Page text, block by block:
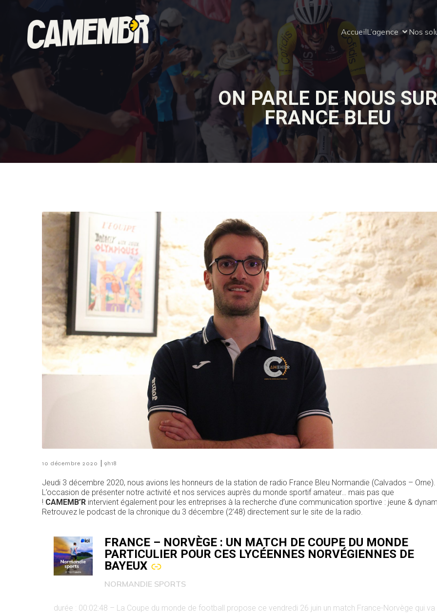
AccueilL’agence Nos
ON PARLE DE NOUS SUR
FRANCE BLEU
10 décembre 2020 | 9h18
Jeudi 3 décembre 2020, nous avions les honneurs de la station de radio France Bleu Normandie (Calvados – Orne).
L’occasion de présenter notre activité et nos services auprès du monde sportif amateur… mais pas que
! CAMEMB’R intervient également pour les entreprises à la recherche d’une communication sportive : jeune &
Retrouvez le podcast de la chronique du 3 décembre (2’48) directement sur le site de la radio.
FRANCE – NORVÈGE : UN MATCH DE COUPE DU MONDE
PARTICULIER POUR CES LYCÉENNES NORVÉGIENNES DE
BAYEUX
–
NORMANDIE SPORTS
durée : 00:02:48 – La Coupe du monde de football propose ce vendredi 26 juin un match France-Norvège qui va